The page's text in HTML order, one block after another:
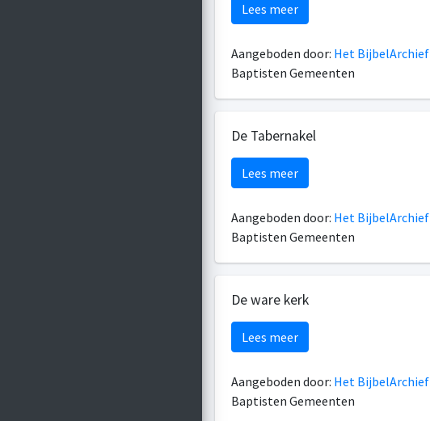
Lees meer
Aangeboden door: Het BijbelArchief
Baptisten Gemeenten
De Tabernakel
Lees meer
Aangeboden door: Het BijbelArchief
Baptisten Gemeenten
De ware kerk
Lees meer
Aangeboden door: Het BijbelArchief
Baptisten Gemeenten